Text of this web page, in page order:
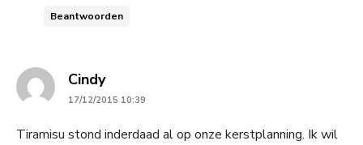
Beantwoorden
Cindysays:
17/12/2015 10:39
Tiramisu stond inderdaad al op onze kerstplanning. Ik wil